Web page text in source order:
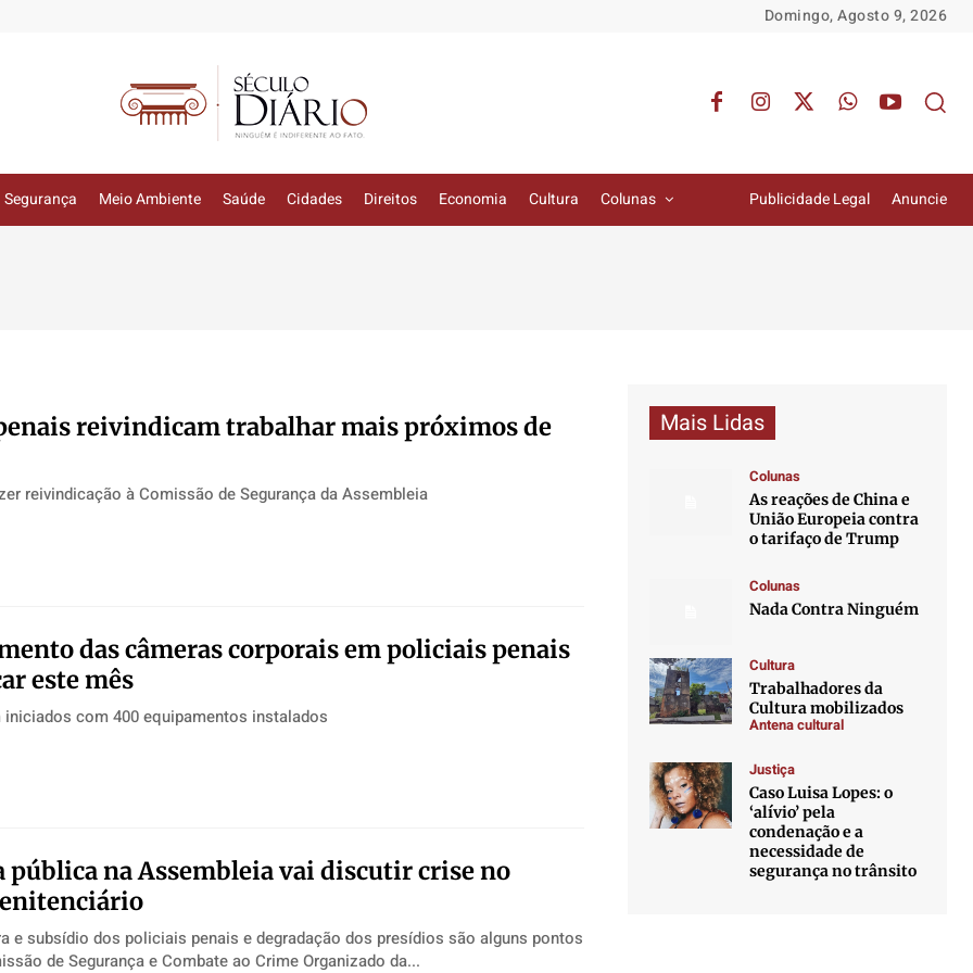
Domingo, Agosto 9, 2026
Segurança Meio Ambiente Saúde Cidades Direitos Economia Cultura Colunas Publicidade Legal Anuncie
reivindicam trabalhar mais próximos de
reivindicação à Comissão de Segurança da Assembleia
das câmeras corporais em policiais penais
este mês
com 400 equipamentos instalados
pública na Assembleia vai discutir crise no
e subsídio dos policiais penais e degradação dos presídios são alguns pontos
A Comissão de Segurança e Combate ao Crime Organizado da...
Mais Lidas
Colunas
As reações de China e
União Europeia contra
o tarifaço de Trump
Colunas
Nada Contra Ninguém
Cultura
Trabalhadores da
Cultura mobilizados
Antena cultural
Justiça
Caso Luisa Lopes: o
‘alívio’ pela
condenação e a
necessidade de
segurança no trânsito